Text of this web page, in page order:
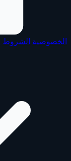
الخصوصية الشروط